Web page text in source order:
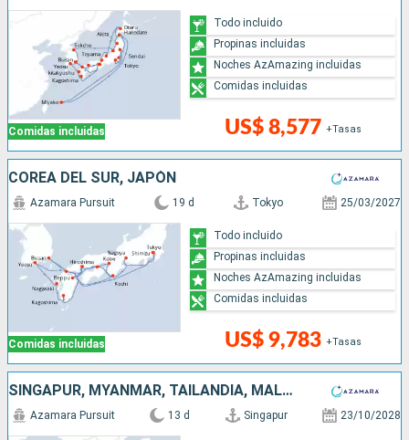
Comidas incluidas US$ 8,577 +Tasas
Todo incluido
Propinas incluidas
Noches AzAmazing incluidas
Comidas incluidas
COREA DEL SUR, JAPÓN
Comidas incluidas
Azamara Pursuit 19 d Tokyo 25/03/2027
US$ 9,783 +Tasas
Todo incluido
Propinas incluidas
Noches AzAmazing incluidas
Comidas incluidas
SINGAPUR, MYANMAR, TAILANDIA, MALASIA
Azamara Pursuit 13 d Singapur 23/10/2028